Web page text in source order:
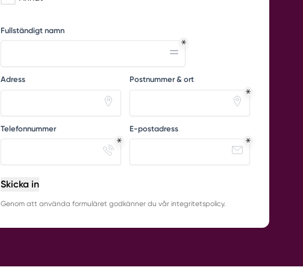
Fullständigt namn
Adress Postnummer & ort
Telefonnummer E-postadress
Skicka in
Genom att använda formuläret godkänner du vår integritetspolicy.